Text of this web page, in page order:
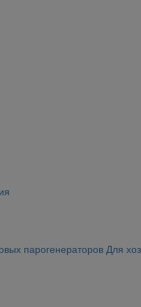
парогенераторов Для